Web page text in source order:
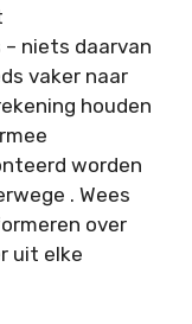
niets daarvan
vaker naar
houden
worden
. Wees
over
uit elke